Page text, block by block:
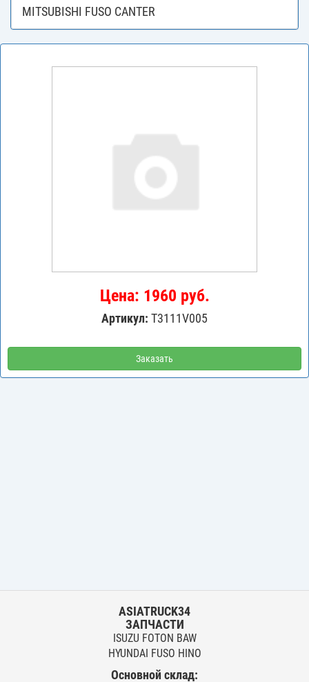
MITSUBISHI FUSO CANTER
Цена: 1960 руб.
Артикул: T3111V005
Заказать
ASIATRUCK34
ЗАПЧАСТИ
ISUZU FOTON BAW
HYUNDAI FUSO HINO
Основной склад: